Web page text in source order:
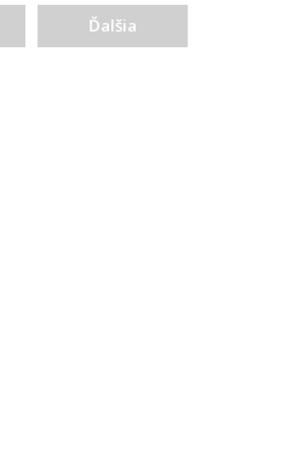
Ďalšia